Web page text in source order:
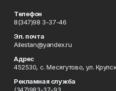
Телефон
8(347)98 3-37-46
Эл. почта
Ailestan@yandex.ru
Адрес
452530, с. Месягутово, ул.
Рекламная служба